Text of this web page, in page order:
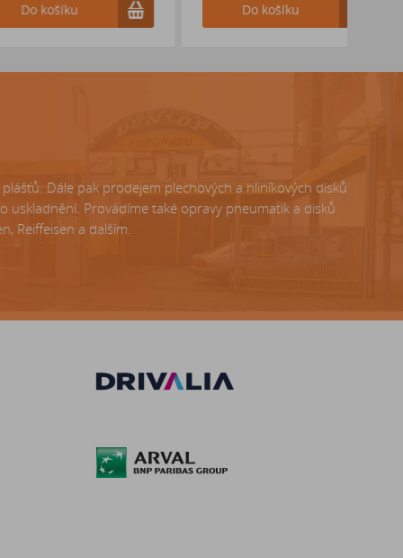
Do košíku
Dále pak prodejem plechových a hliníkových disků
Provádíme také opravy pneumatik a disků
Reiffeisen a dalším.